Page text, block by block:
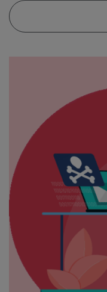
Protégete
los
fraudes